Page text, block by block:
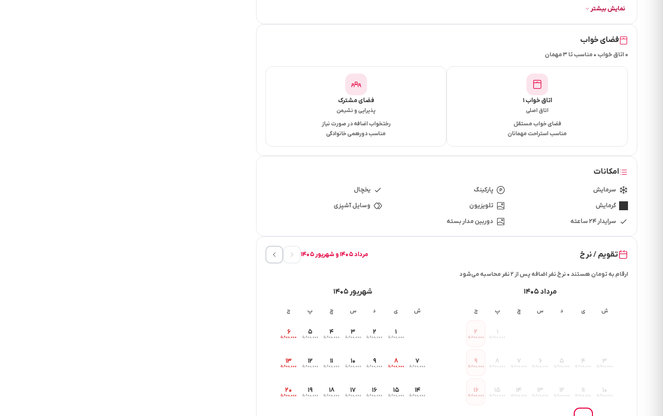
اب و برق و گاز شهری
تمامی اتاقها میز نهار خوری دارن و یخچال و کمد دارد
نمایش بیشتر
فضای خواب
۰ اتاق خواب • مناسب تا ۳ مهمان
اتاق خواب ۱
اتاق اصلی
فضای خواب مستقل
مناسب استراحت مهمانان
فضای مشترک
پذیرایی و نشیمن
رختخواب اضافه در صورت نیاز
مناسب دورهمی خانوادگی
امکانات
سرمایش پارکینگ
یخچال
گرمایش
تلویزیون
وسایل آشپزی
سرایدار ۲۴ ساعته
دوربین مدار بسته
تقویم / نرخ مرداد ۱۴۰۵ و شهریور ۱۴۰۵
ارقام به تومان هستند • نرخ نفر اضافه پس از ۲ نفر محاسبه می‌شود
مرداد ۱۴۰۵
ش ی د س چ پ ج
۱
۵٬۸۰۰٬۰۰۰
۲
۵٬۸۰۰٬۰۰۰
۳
۵٬۸۰۰٬۰۰۰
۴
۵٬۸۰۰٬۰۰۰
۵
۵٬۸۰۰٬۰۰۰
۶
۵٬۸۰۰٬۰۰۰
۷
۵٬۸۰۰٬۰۰۰
۸
۵٬۸۰۰٬۰۰۰
۹
۵٬۸۰۰٬۰۰۰
۱۰
۵٬۸۰۰٬۰۰۰
۱۱
۵٬۸۰۰٬۰۰۰
۱۲
۵٬۸۰۰٬۰۰۰
۱۳
۵٬۸۰۰٬۰۰۰
۱۴
۵٬۸۰۰٬۰۰۰
۱۵
۵٬۸۰۰٬۰۰۰
۱۶
۵٬۸۰۰٬۰۰۰
شهریور ۱۴۰۵
ش ی د س چ پ ج
۱
۵٬۸۰۰٬۰۰۰
۲
۵٬۸۰۰٬۰۰۰
۳
۵٬۸۰۰٬۰۰۰
۴
۵٬۸۰۰٬۰۰۰
۵
۵٬۸۰۰٬۰۰۰
۶
۵٬۸۰۰٬۰۰۰
۷
۵٬۸۰۰٬۰۰۰
۸
۵٬۸۰۰٬۰۰۰
۹
۵٬۸۰۰٬۰۰۰
۱۰
۵٬۸۰۰٬۰۰۰
۱۱
۵٬۸۰۰٬۰۰۰
۱۲
۵٬۸۰۰٬۰۰۰
۱۳
۵٬۸۰۰٬۰۰۰
۱۴
۵٬۸۰۰٬۰۰۰
۱۵
۵٬۸۰۰٬۰۰۰
۱۶
۵٬۸۰۰٬۰۰۰
۱۷
۵٬۸۰۰٬۰۰۰
۱۸
۵٬۸۰۰٬۰۰۰
۱۹
۵٬۸۰۰٬۰۰۰
۲۰
۵٬۸۰۰٬۰۰۰